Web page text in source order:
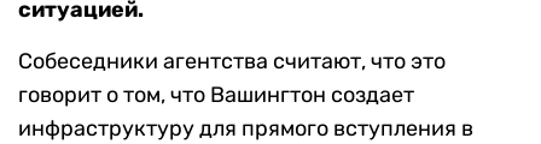
ситуацией.
Собеседники агентства считают, что это
говорит о том, что Вашингтон создает
инфраструктуру для прямого вступления в